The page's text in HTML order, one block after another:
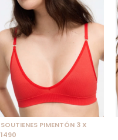
SELECCIONAR TALLE
SOUTIENES PIMENTÓN 3 X
1490